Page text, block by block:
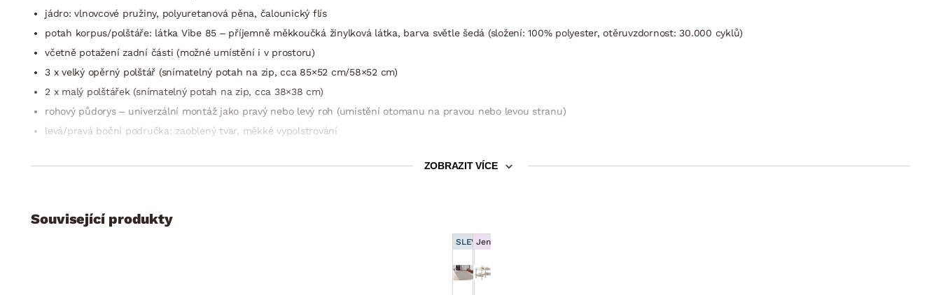
jádro: vlnovcové pružiny, polyuretanová pěna, čalounický flís
potah korpus/polštáře: látka Vibe 85 – příjemně měkkoučká žinylková látka, barva světle šedá (složení: 100% polyester, otěruvzdornost: 30.000 cyklů)
včetně potažení zadní části (možné umístění i v prostoru)
3 x velký opěrný polštář (snímatelný potah na zip, cca 85×52 cm/58×52 cm)
2 x malý polštářek (snímatelný potah na zip, cca 38×38 cm)
rohový půdorys – univerzální montáž jako pravý nebo levý roh (umístění otomanu na pravou nebo levou stranu)
levá/pravá boční područka: zaoblený tvar, měkké vypolstrování
sedák: středně měkký
hloubka sedu s polštáři: 50 cm/bez polštářů: 77 cm
ZOBRAZIT VÍCE
Související produkty
SLEVA 15 %
Jen e-shop